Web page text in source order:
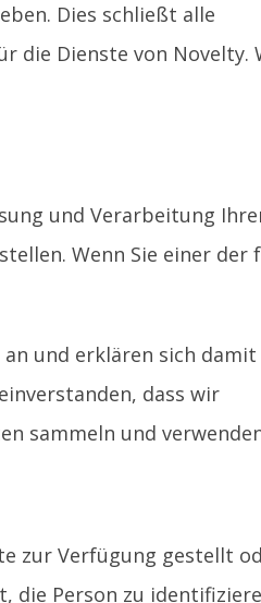
Dies schließt alle
die Dienste von Novelty.
und Verarbeitung
Wenn Sie einer der
und erklären sich damit
dass wir
sammeln und
zur Verfügung gestellt
die Person zu